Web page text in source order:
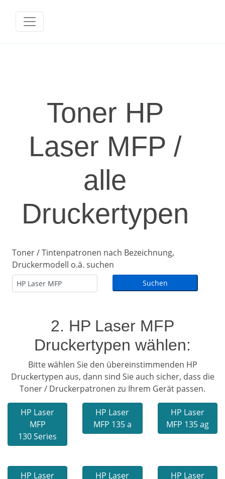
Toner HP
Laser MFP /
alle
Druckertypen
Toner / Tintenpatronen nach Bezeichnung,
Druckermodell o.ä. suchen
2. HP Laser MFP
Druckertypen wählen:
Bitte wählen Sie den übereinstimmenden HP
Druckertypen aus, dann sind Sie auch sicher, dass die
Toner / Druckerpatronen zu Ihrem Gerät passen.
HP Laser
MFP
130 Series
HP Laser
MFP 135 a
HP Laser
MFP 135 ag
HP Laser
HP Laser
HP Laser